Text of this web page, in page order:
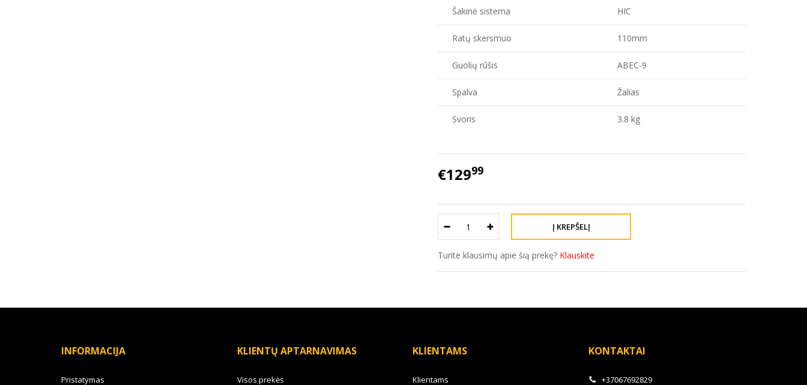
Šakinė sistema HIC
Ratų skersmuo 110mm
Guolių rūšis ABEC-9
Spalva Žalias
Svoris 3.8 kg
€12999
Turite klausimų apie šią prekę? Klauskite
INFORMACIJA
Pristatymas
KLIENTŲ APTARNAVIMAS
Visos prekės
KLIENTAMS
Klientams
KONTAKTAI
+37067692829